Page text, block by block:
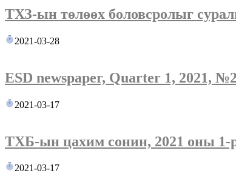
ТХЗ-ын төлөөх боловсролыг
2021-03-28
ESD newspaper, Quarter 1, 2021, №2
2021-03-17
ТХБ-ын цахим сонин, 2021 оны 1-
2021-03-17